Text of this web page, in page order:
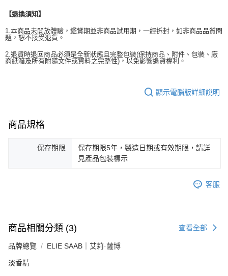
【退換須知】
1.本商品未開放體驗，鑑賞期並非商品試用期，一經拆封，如非商品品質問
題，恕不接受退貨。
2.退貨時退回商品必須是全新狀態且完整包裝(保持商品、附件、包裝、廠
商紙箱及所有附隨文件或資料之完整性)，以免影響退貨權利。
顯示電腦版詳細說明
商品規格
保存期限
保存期限5年，製造日期或有效期限，請詳
見產品包裝標示
客服
商品相關分類 (3) 查看全部
品牌總覽 ELIE SAAB｜艾莉·薩博
淡香精